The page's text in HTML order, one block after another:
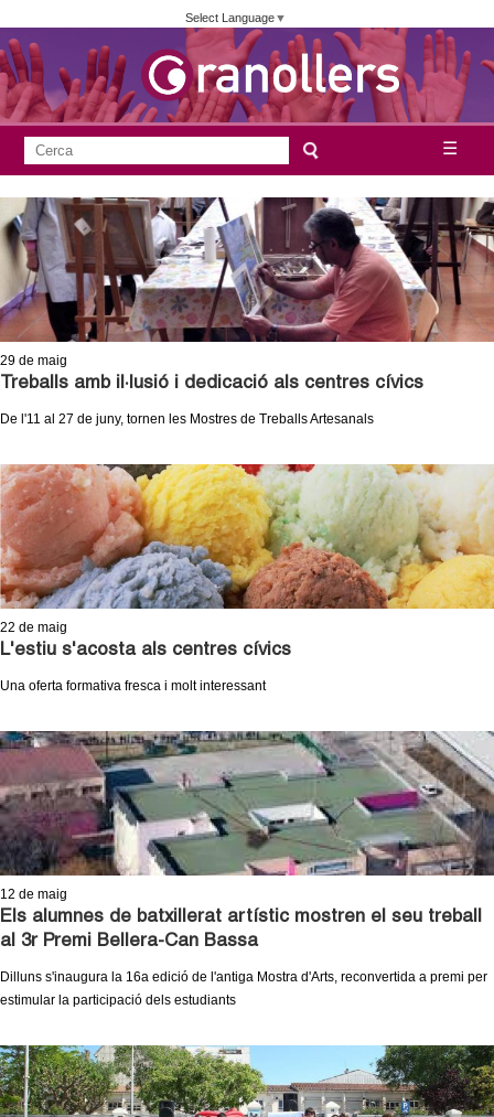
Vés
contingut
Select Language▼
j
u
n
t
a
m
e
n
t
d
r
a
n
o
l
l
e
r
☰
F
o
r
m
u
a
r
i
e
c
r
c
a
e
r
c
a
29 de maig
Treballs amb il·lusió i dedicació als centres cívics
De l'11 al 27 de juny, tornen les Mostres de Treballs Artesanals
22 de maig
L'estiu s'acosta als centres cívics
Una oferta formativa fresca i molt interessant
12 de maig
Els alumnes de batxillerat artístic mostren el seu treball
al 3r Premi Bellera-Can Bassa
Dilluns s'inaugura la 16a edició de l'antiga Mostra d'Arts, reconvertida a premi per
estimular la participació dels estudiants